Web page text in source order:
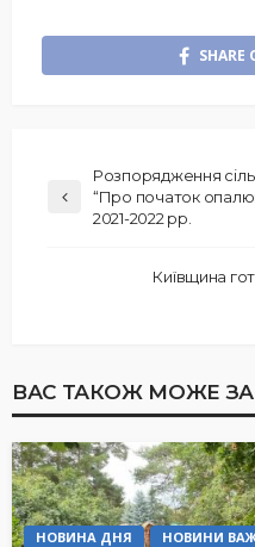
SHARE
Розпорядження
“Про початок
2021-2022 рр.
Київщина
ВАС ТАКОЖ МОЖЕ
НОВИНА ДНЯ НОВИНИ